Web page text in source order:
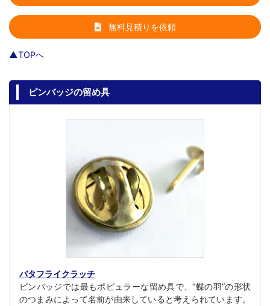
無料見積りを依頼
▲TOPへ
ピンバッジの留め具
バタフライクラッチ
ピンバッジでは最もポピュラーな留め具で、“蝶の羽”の形状
のつまみによって名前が由来していると考えられています。